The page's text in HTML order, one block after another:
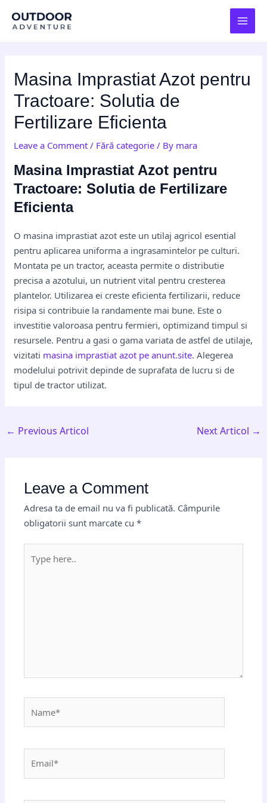
Masina Imprastiat Azot pentru
Tractoare: Solutia de
Fertilizare Eficienta
Leave a Comment / Fără categorie / By mara
Masina Imprastiat Azot pentru
Tractoare: Solutia de Fertilizare
Eficienta
O masina imprastiat azot este un utilaj agricol esential
pentru aplicarea uniforma a ingrasamintelor pe culturi.
Montata pe un tractor, aceasta permite o distributie
precisa a azotului, un nutrient vital pentru cresterea
plantelor. Utilizarea ei creste eficienta fertilizarii, reduce
risipa si contribuie la randamente mai bune. Este o
investitie valoroasa pentru fermieri, optimizand timpul si
resursele. Pentru a gasi o gama variata de astfel de utilaje,
vizitati masina imprastiat azot pe anunt.site. Alegerea
modelului potrivit depinde de suprafata de lucru si de
tipul de tractor utilizat.
navigation
← Previous Articol Next Articol →
Leave a Comment
Adresa ta de email nu va fi publicată. Câmpurile
obligatorii sunt marcate cu*
here..